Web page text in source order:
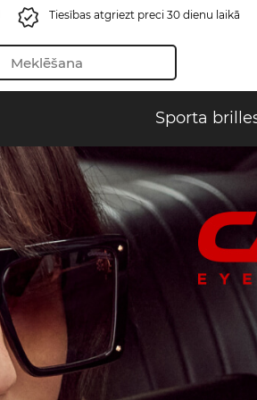
Tiesības atgriezt preci 30 dienu laikā
Sporta